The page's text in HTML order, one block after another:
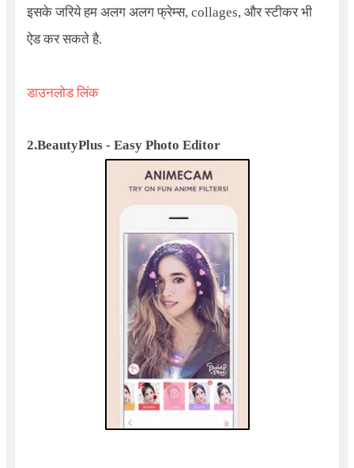
इसके जरिये हम अलग अलग फ्रेम्स, collages, और स्टीकर भी
ऐड कर सकते है.
डाउनलोड लिंक
2.BeautyPlus - Easy Photo Editor